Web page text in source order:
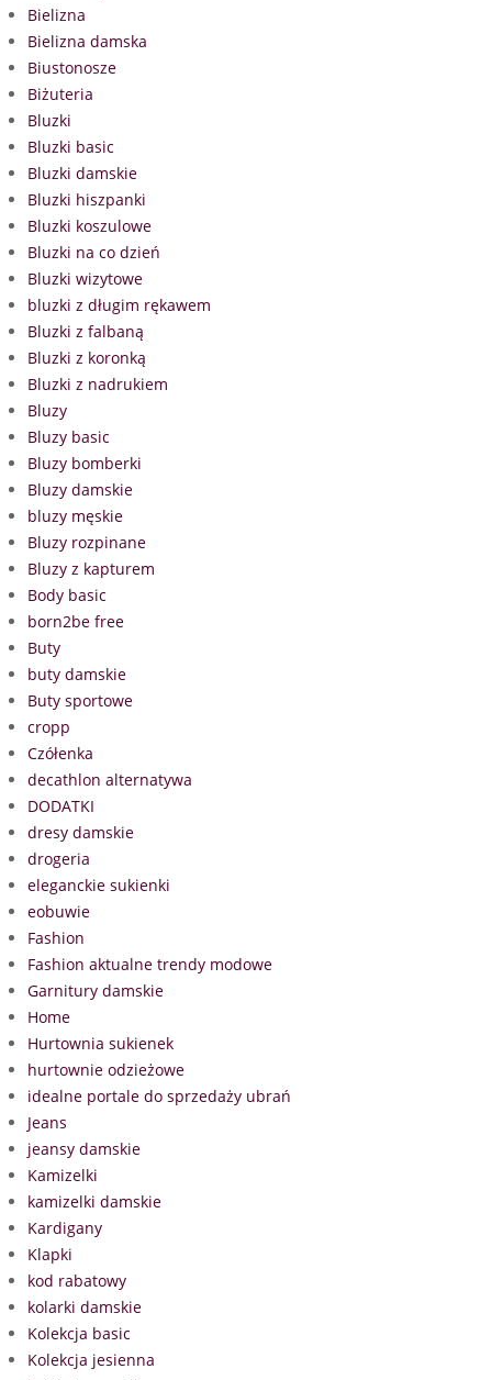
Bielizna
Bielizna damska
Biustonosze
Biżuteria
Bluzki
Bluzki basic
Bluzki damskie
Bluzki hiszpanki
Bluzki koszulowe
Bluzki na co dzień
Bluzki wizytowe
bluzki z długim rękawem
Bluzki z falbaną
Bluzki z koronką
Bluzki z nadrukiem
Bluzy
Bluzy basic
Bluzy bomberki
Bluzy damskie
bluzy męskie
Bluzy rozpinane
Bluzy z kapturem
Body basic
born2be free
Buty
buty damskie
Buty sportowe
cropp
Czółenka
decathlon alternatywa
DODATKI
dresy damskie
drogeria
eleganckie sukienki
eobuwie
Fashion
Fashion aktualne trendy modowe
Garnitury damskie
Home
Hurtownia sukienek
hurtownie odzieżowe
idealne portale do sprzedaży ubrań
Jeans
jeansy damskie
Kamizelki
kamizelki damskie
Kardigany
Klapki
kod rabatowy
kolarki damskie
Kolekcja basic
Kolekcja jesienna